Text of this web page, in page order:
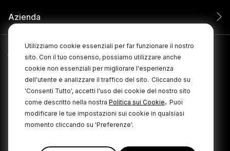
Utilizziamo cookie essenziali per far funzionare il nostro
sito. Con il tuo consenso, possiamo utilizzare anche
cookie non essenziali per migliorare l'esperienza
dell'utente e analizzare il traffico del sito. Cliccando su
'Consenti Tutto', accetti l'uso dei cookie del nostro sito
come descritto nella nostra Politica sui Cookie. Puoi
modificare le tue impostazioni sui cookie in qualsiasi
momento cliccando su 'Preferenze'.
Azienda